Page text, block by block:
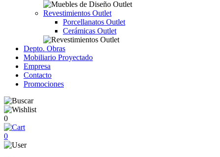
Revestimientos Outlet
Porcellanatos Outlet
Cerámicas Outlet
Depto. Obras
Mobiliario Proyectado
Empresa
Contacto
Promociones
0
0